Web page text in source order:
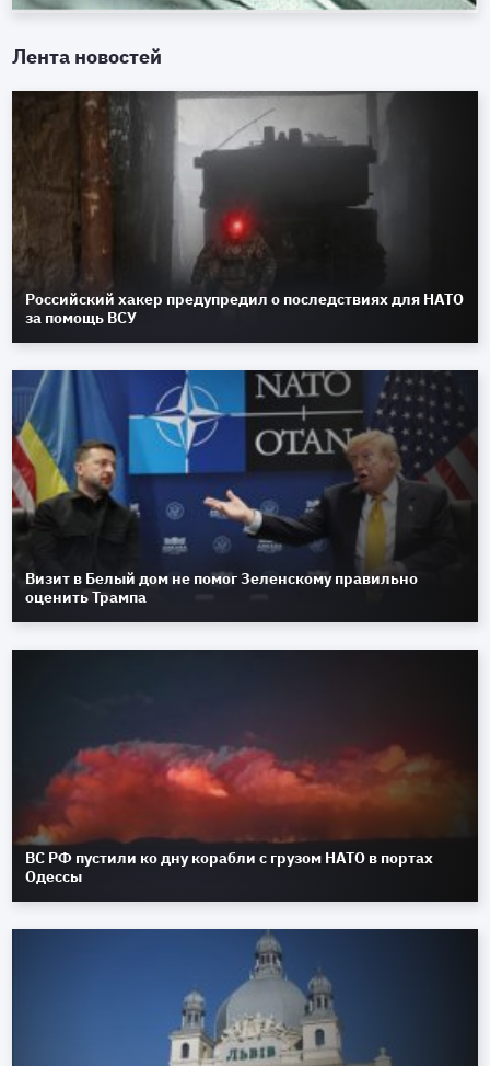
Лента новостей
Российский хакер предупредил о последствиях для НАТО
за помощь ВСУ
Визит в Белый дом не помог Зеленскому правильно
оценить Трампа
ВС РФ пустили ко дну корабли с грузом НАТО в портах
Одессы